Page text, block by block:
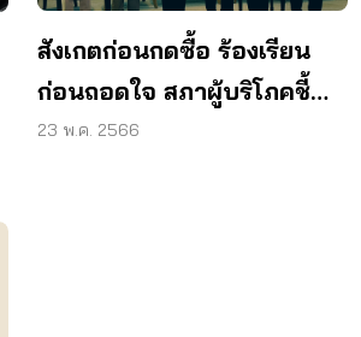
สังเกตก่อนกดซื้อ ร้องเรียน
ก่อนถอดใจ สภาผู้บริโภคชี้
ปัญหาผู้บริโภคแก้ไขได้จริง
23 พ.ค. 2566